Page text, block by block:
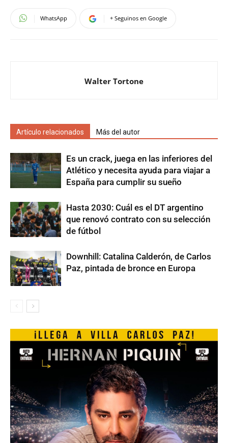
WhatsApp + Seguinos en Google
Walter Tortone
Artículo relacionados Más del autor
Es un crack, juega en las inferiores del
Atlético y necesita ayuda para viajar a
España para cumplir su sueño
Hasta 2030: Cuál es el DT argentino
que renovó contrato con su selección
de fútbol
Downhill: Catalina Calderón, de Carlos
Paz, pintada de bronce en Europa